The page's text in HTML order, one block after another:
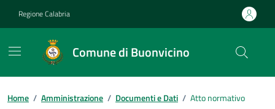
Regione Calabria
Comune di Buonvicino
Home / Amministrazione / Documenti e Dati / Atto normativo